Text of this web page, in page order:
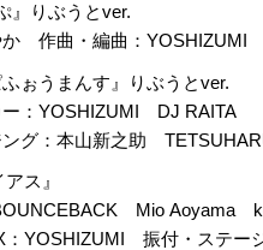
』りぶうとver.
か 作曲・編曲：YOSHIZUMI
ふぉうまんす』りぶうとver.
ー：YOSHIZUMI DJ RAITA
ング：本山新之助
ス』
Mio Aoyama
：YOSHIZUMI 振付・ステー